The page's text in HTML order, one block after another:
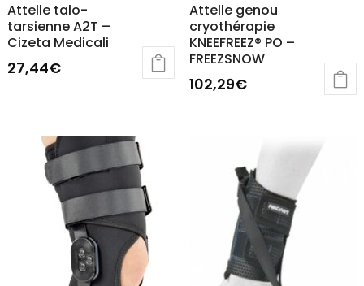
Attelle talo-
tarsienne A2T –
Cizeta Medicali
27,44€
plusieurs
variations.
Attelle genou
cryothérapie
KNEEFREEZ® PO –
FREEZSNOW
102,29€